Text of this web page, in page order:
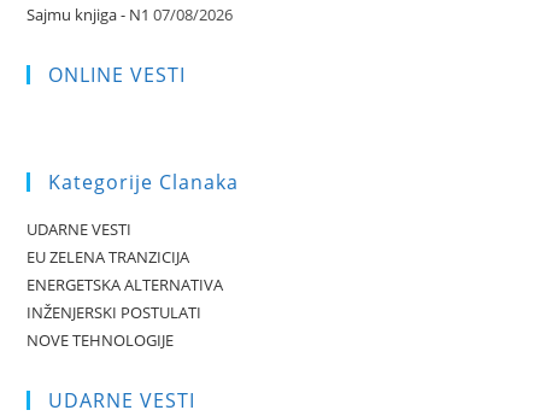
Sajmu knjiga - N1 07/08/2026
ONLINE VESTI
Kategorije Clanaka
UDARNE VESTI
EU ZELENA TRANZICIJA
ENERGETSKA ALTERNATIVA
INŽENJERSKI POSTULATI
NOVE TEHNOLOGIJE
UDARNE VESTI